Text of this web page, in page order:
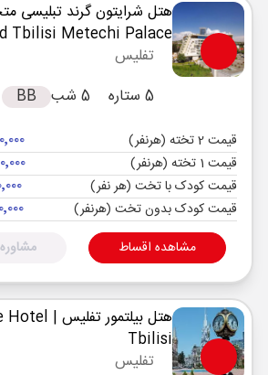
هتل شرایتون گرند تبلیسی
Tbilisi Metechi Palace
تفلیس
5 ستاره
5 شب BB
قیمت 2 تخته (هرنفر)
قیمت 1 تخته (هرنفر)
قیمت کودک با تخت (هر نفر)
قیمت کودک بدون تخت (هرنفر)
مشاهده اقساط
هتل بیلتمور تفلیس Hotel
Tbilisi
تفلیس